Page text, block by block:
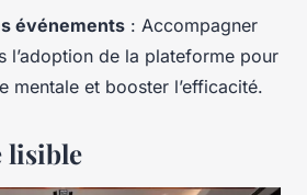
événements : Accompagner
l’adoption de la plateforme pour
mentale et booster l’efficacité.
lisible